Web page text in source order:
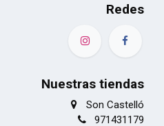
Redes
Nuestras tiendas
Son Castelló
971431179